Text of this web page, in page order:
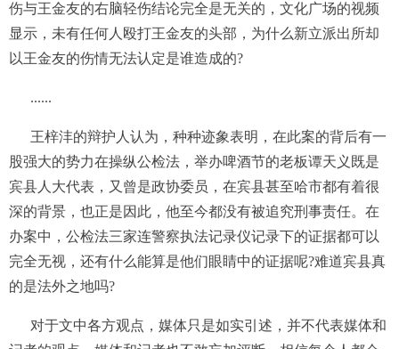
伤与王金友的右脑轻伤结论完全是无关的，文化广场的视频
显示，未有任何人殴打王金友的头部，为什么新立派出所却
以王金友的伤情无法认定是谁造成的?
......
王梓沣的辩护人认为，种种迹象表明，在此案的背后有一
股强大的势力在操纵公检法，举办啤酒节的老板谭天义既是
宾县人大代表，又曾是政协委员，在宾县甚至哈市都有着很
深的背景，也正是因此，他至今都没有被追究刑事责任。在
办案中，公检法三家连警察执法记录仪记录下的证据都可以
完全无视，还有什么能算是他们眼睛中的证据呢?难道宾县真
的是法外之地吗?
对于文中各方观点，媒体只是如实引述，并不代表媒体和